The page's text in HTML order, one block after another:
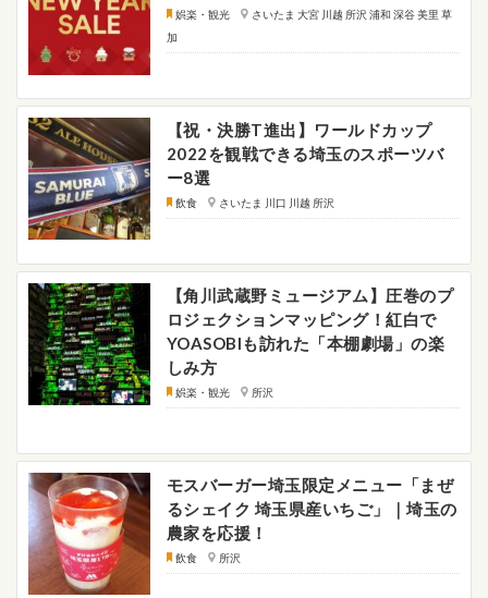
娯楽・観光
さいたま 大宮 川越 所沢 浦和 深谷 美里 草
加
【祝・決勝T進出】ワールドカップ
2022を観戦できる埼玉のスポーツバ
ー8選
飲食 さいたま 川口 川越 所沢
【角川武蔵野ミュージアム】圧巻のプ
ロジェクションマッピング！紅白で
YOASOBIも訪れた「本棚劇場」の楽
しみ方
娯楽・観光 所沢
モスバーガー埼玉限定メニュー「まぜ
るシェイク 埼玉県産いちご」｜埼玉の
農家を応援！
飲食 所沢